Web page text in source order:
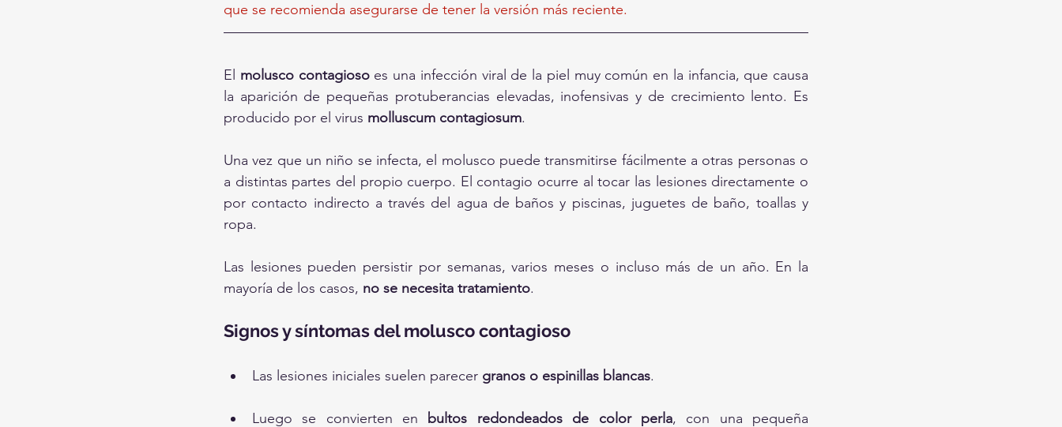
que se recomienda asegurarse de tener la versión más reciente.
El molusco contagioso es una infección viral de la piel muy común en la infancia, que causa
la aparición de pequeñas protuberancias elevadas, inofensivas y de crecimiento lento. Es
producido por el virus molluscum contagiosum.
Una vez que un niño se infecta, el molusco puede transmitirse fácilmente a otras personas o
a distintas partes del propio cuerpo. El contagio ocurre al tocar las lesiones directamente o
por contacto indirecto a través del agua de baños y piscinas, juguetes de baño, toallas y
ropa.
Las lesiones pueden persistir por semanas, varios meses o incluso más de un año. En la
mayoría de los casos, no se necesita tratamiento.
Signos y síntomas del molusco contagioso
Las lesiones iniciales suelen parecer granos o espinillas blancas.
Luego se convierten en bultos redondeados de color perla, con una pequeña